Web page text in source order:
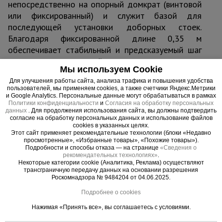
непосредственно на опорный домкрат (винтовой
или фиксированный) и служит базой для
последующей установки доборных стоек.
Благодаря фиксированной длине 0,35 м
обеспечивает стабильный и предсказуемый шаг
системы, упрощая расчёт и монтаж.
Труба диаметром 48 мм с толщиной стенки 3 мм
изготовлена из конструкционной стали. В
верхней части — фланец с отверстиями под
клиновые замки для соединения с ригелями и
доборными стойками. Нижняя часть имеет
посадочное место под домкрат. Покрытие —
порошковая краска, что гарантирует защиту от
коррозии при работе на открытой площадке.
Область применения
Монолитные перекрытия любой толщины в
строительстве.
Мы используем Cookie
Для улучшения работы сайта, анализа трафика и повышения удобства
пользователей, мы применяем cookies, а также счетчики Яндекс.Метрики
и Google Analytics. Персональные данные могут обрабатываться в рамках
Политики конфиденциальности и Согласия на обработку персональных
данных
. Для продолжения использования сайта, вы должны подтвердить
согласие на обработку персональных данных и использование файлов
cookies в указанных целях.
Этот сайт применяет рекомендательные технологии (блоки «Недавно
просмотренные», «Избранные товары», «Похожие товары»).
Подробности и способы отказа — на странице «Сведения о
рекомендательных технологиях»
Некоторые категории cookie (Аналитика, Реклама) осуществляют
трансграничную передачу данных на основании разрешения
Роскомнадзора № 9484204 от 04.06.2025.
Подробнее о cookies
Нажимая «Принять все», вы соглашаетесь с условиями.